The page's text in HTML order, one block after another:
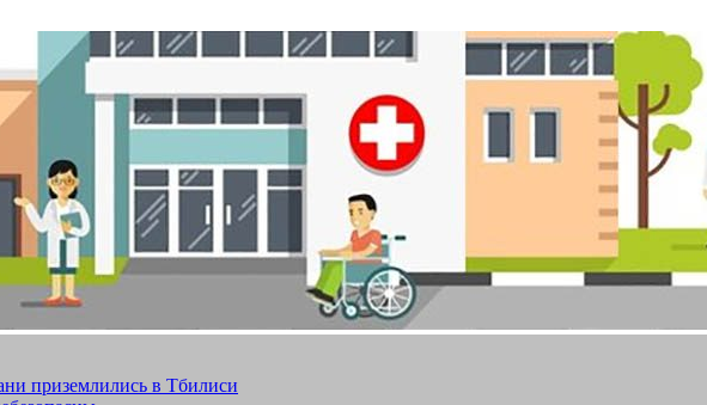
приземлились в Тбилиси